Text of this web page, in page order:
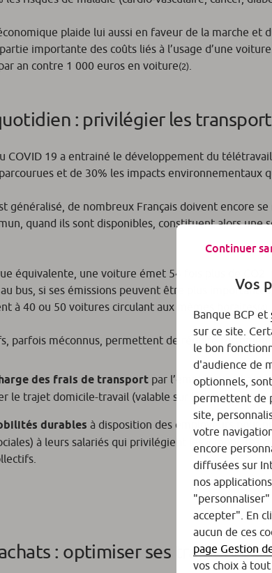
plaide lui aussi en faveur de la marche
importante des coûts liés à l’usage d’une
an contre 1 000 euros en voiture(2)
: privilégier les
COVID 19 a entrainé le développement du
et de 30% les impacts environnementaux
généralisé, de nombreux Français doivent encore
quand ils sont disponibles, constituent alors
équivalente, une voiture émet 54 fois plus de CO
au bus, si ses émissions peuvent être plus
à 40 ou 50 voitures circulant aux mêmes horaires
parfois méconnus, permettent de réduire fortement
des frais de transport par l’employeur à
le trajet domicile-travail (valable sur les transports
durables à disposition des employeurs pour
à leurs salariés qui privilégient les « mobilités
: optimiser ses trajets
Continuer
Vos
Banque BCP et
sur ce site.
le bon
d'audience de
optionnels,
permettent de
site,
votre
encore
diffusées sur
nos
accepter". En
aucun de ces
page Gestion
vos choix à